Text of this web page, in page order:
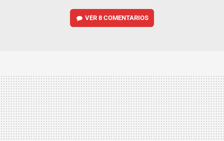
VER8 COMENTARIOS